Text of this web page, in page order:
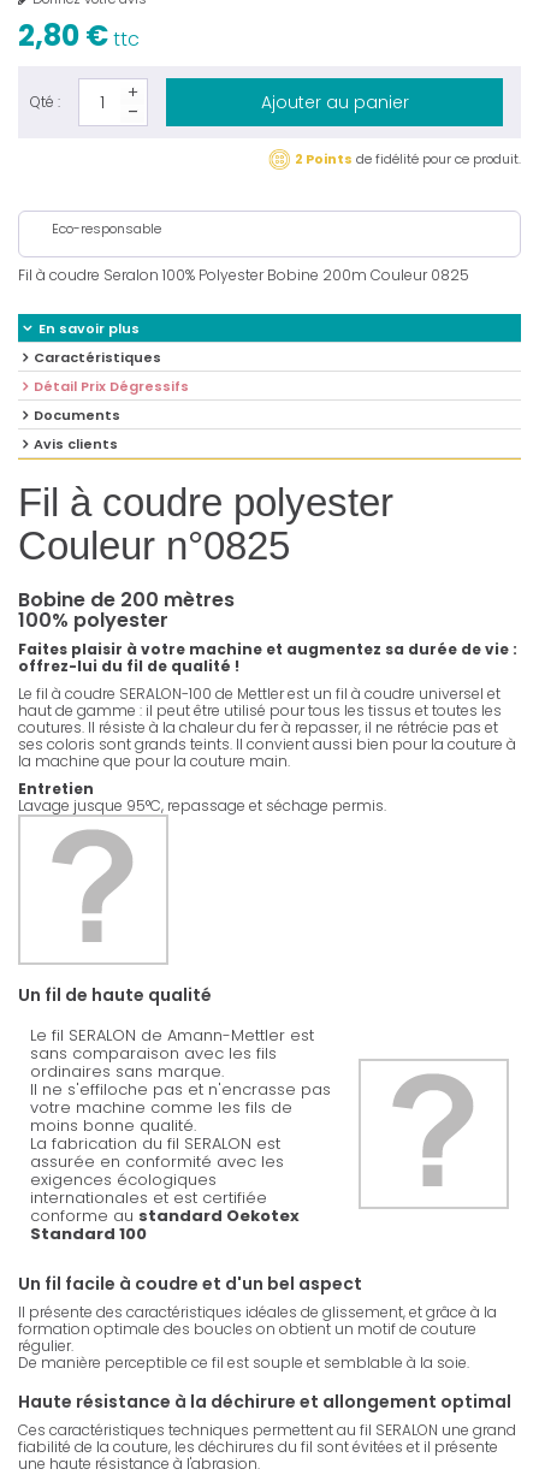
2,80 €ttc
Qté : Ajouter au panier
2 Points de fidélité pour ce produit.
Eco-responsable
Fil à coudre Seralon 100% Polyester Bobine 200m Couleur 0825
En savoir plus
Caractéristiques
Détail Prix Dégressifs
Documents
Avis clients
Fil à coudre polyester
Couleur n°0825
Bobine de 200 mètres
100% polyester
Faites plaisir à votre machine et augmentez sa durée de vie :
offrez-lui du fil de qualité !
Le fil à coudre SERALON-100 de Mettler est un fil à coudre universel et
haut de gamme : il peut être utilisé pour tous les tissus et toutes les
coutures. Il résiste à la chaleur du fer à repasser, il ne rétrécie pas et
ses coloris sont grands teints. Il convient aussi bien pour la couture à
la machine que pour la couture main.
Entretien
Lavage jusque 95°C, repassage et séchage permis.
Un fil de haute qualité
Le fil SERALON de Amann-Mettler est
sans comparaison avec les fils
ordinaires sans marque.
Il ne s'effiloche pas et n'encrasse pas
votre machine comme les fils de
moins bonne qualité.
La fabrication du fil SERALON est
assurée en conformité avec les
exigences écologiques
internationales et est certifiée
conforme au standard Oekotex
Standard 100
Un fil facile à coudre et d'un bel aspect
Il présente des caractéristiques idéales de glissement, et grâce à la
formation optimale des boucles on obtient un motif de couture
régulier.
De manière perceptible ce fil est souple et semblable à la soie.
Haute résistance à la déchirure et allongement optimal
Ces caractéristiques techniques permettent au fil SERALON une grand
fiabilité de la couture, les déchirures du fil sont évitées et il présente
une haute résistance à l'abrasion.